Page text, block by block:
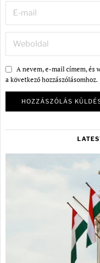
A nevem, e-mail címem, és
a következő hozzászólásomhoz.